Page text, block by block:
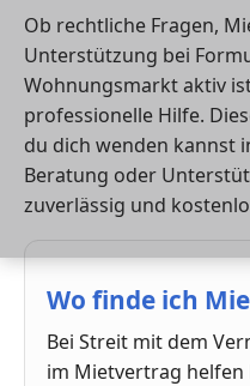
Ob rechtliche Fragen,
Unterstützung bei
Wohnungsmarkt aktiv
professionelle Hilfe.
du dich wenden kannst
Beratung oder
zuverlässig und
Wo finde ich
Bei Streit mit dem
im Mietvertrag helfen